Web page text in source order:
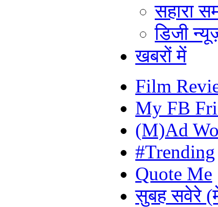
सहारा
डिजी
खबरों में
Film
My FB
(M)Ad
#Trending
Quote Me
सुबह सवेरे